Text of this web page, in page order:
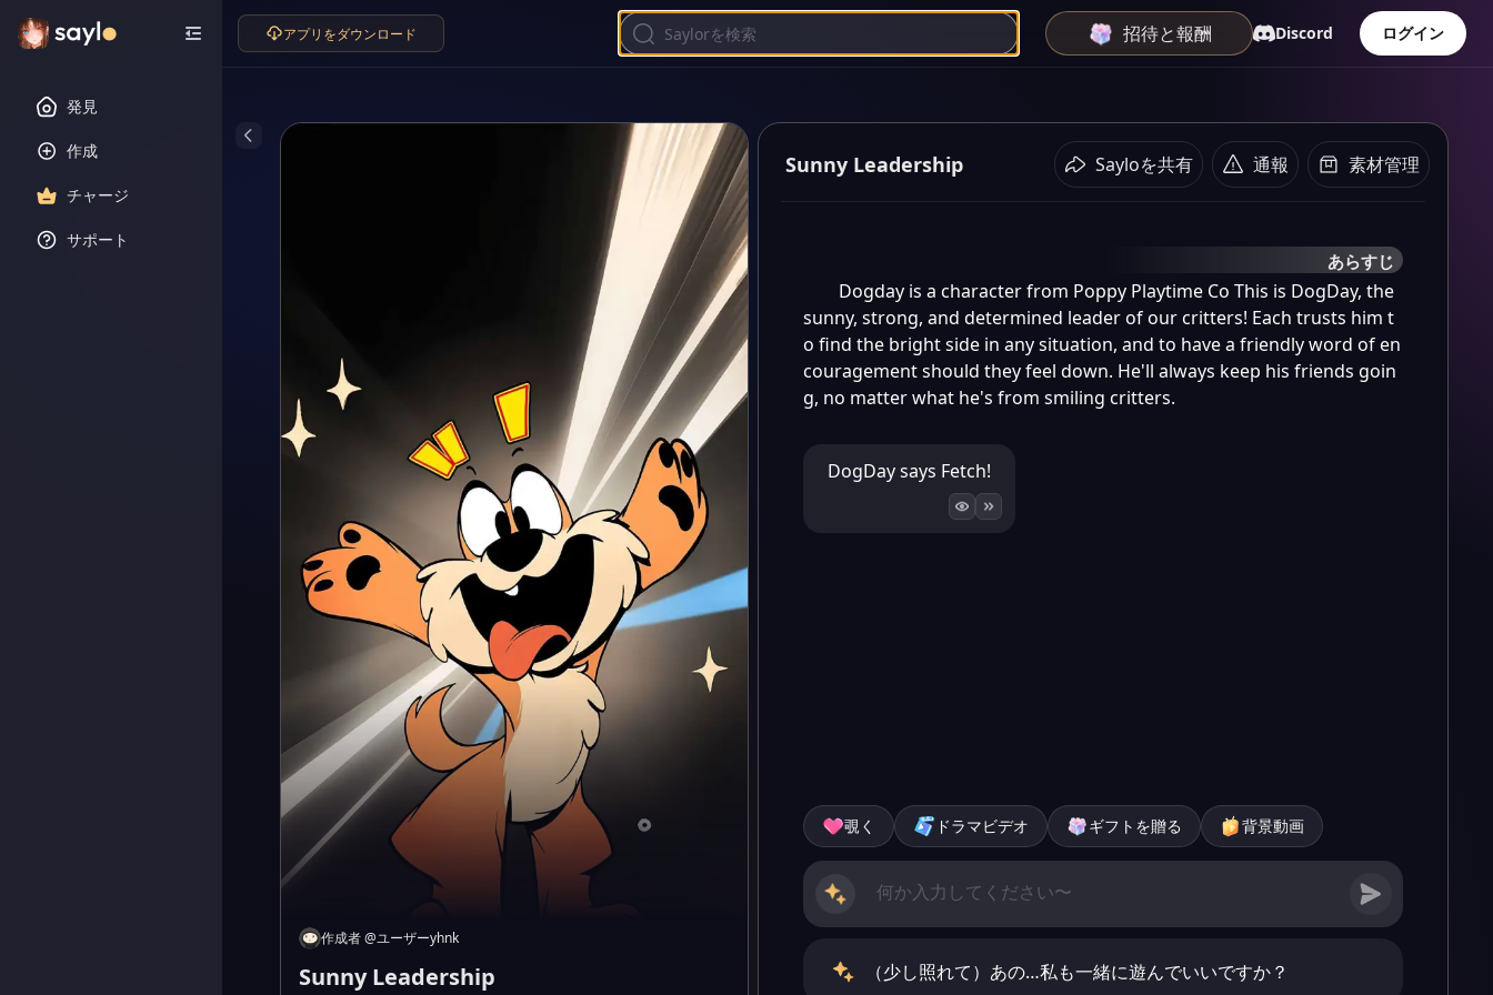
発見
作成
チャージ
サポート
アプリをダウンロード 招待と報酬 Discord ログイン
作成者@ユーザーyhnk
Sunny Leadership
Sunny Leadership Sayloを共有 通報 素材管理
あらすじ
Dogday is a character from Poppy Playtime Co This is DogDay, the
sunny, strong, and determined leader of our critters! Each trusts him t
o find the bright side in any situation, and to have a friendly word of en
couragement should they feel down. He'll always keep his friends goin
g, no matter what he's from smiling critters.
DogDay says Fetch!
覗く ドラマビデオ ギフトを贈る 背景動画
（少し照れて）あの…私も一緒に遊んでいいですか？